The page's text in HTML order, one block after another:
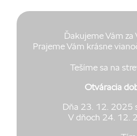
Ďakujeme Vám
Prajeme Vám krásne
Tešíme sa na
Otváracia
Dňa 23. 12. 2025
V dňoch 24. 12.